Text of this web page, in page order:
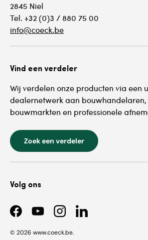
2845 Niel
Tel. +32 (0)3 / 880 75 00
info@coeck.be
Vind een verdeler
Wij verdelen onze producten via een
dealernetwerk aan
bouwmarkten en professionele
Zoek een verdeler
Volg ons
FacebookYouTubeInstagramLinkedIn
© 2026 www.coeck.be.